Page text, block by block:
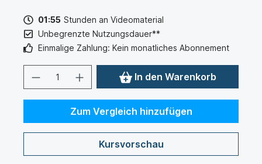
01:55 Stunden an Videomaterial
Unbegrenzte Nutzungsdauer**
Einmalige Zahlung: Kein monatliches Abonnement
In den Warenkorb
Zum Vergleich hinzufügen
Kursvorschau